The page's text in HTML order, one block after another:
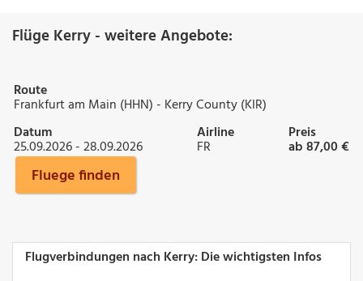
Flüge Kerry - weitere Angebote:
Route
Frankfurt am Main (HHN) - Kerry County (KIR)
Datum
25.09.2026 - 28.09.2026
Airline
FR
Preis
ab 87,00 €
Fluege finden
Flugverbindungen nach Kerry: Die wichtigsten Infos